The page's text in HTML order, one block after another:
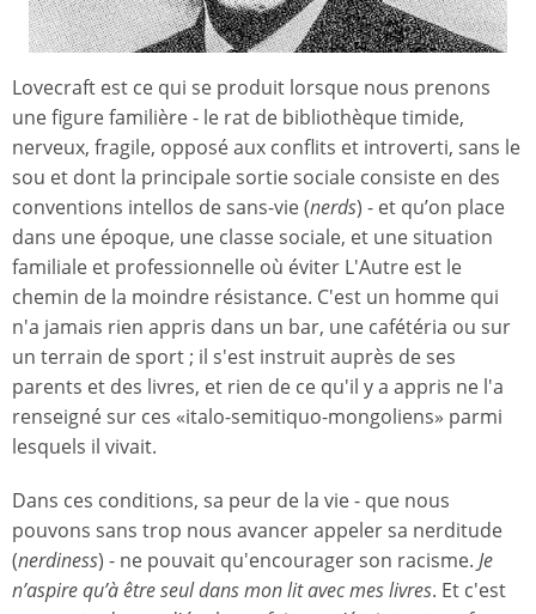
Lovecraft est ce qui se produit lorsque nous prenons
une figure familière - le rat de bibliothèque timide,
nerveux, fragile, opposé aux conflits et introverti, sans le
sou et dont la principale sortie sociale consiste en des
conventions intellos de sans-vie (nerds) - et qu’on place
dans une époque, une classe sociale, et une situation
familiale et professionnelle où éviter L'Autre est le
chemin de la moindre résistance. C'est un homme qui
n'a jamais rien appris dans un bar, une cafétéria ou sur
un terrain de sport ; il s'est instruit auprès de ses
parents et des livres, et rien de ce qu'il y a appris ne l'a
renseigné sur ces «italo-semitiquo-mongoliens» parmi
lesquels il vivait.
Dans ces conditions, sa peur de la vie - que nous
pouvons sans trop nous avancer appeler sa nerditude
(nerdiness) - ne pouvait qu'encourager son racisme. Je
n’aspire qu’à être seul dans mon lit avec mes livres. Et c'est